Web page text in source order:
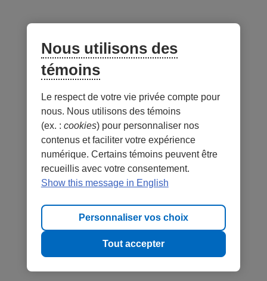
Nous utilisons des
témoins
Le respect de votre vie privée compte pour
nous. Nous utilisons des témoins
(ex. : cookies) pour personnaliser nos
contenus et faciliter votre expérience
numérique. Certains témoins peuvent être
recueillis avec votre consentement.
Show this message in English
Personnaliser vos choix
Tout accepter